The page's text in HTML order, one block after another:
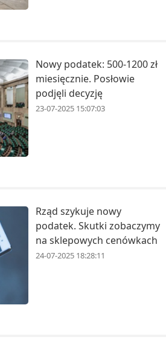
Nowy podatek: 500-1200 zł
miesięcznie. Posłowie
podjęli decyzję
23-07-2025 15:07:03
Rząd szykuje nowy
podatek. Skutki zobaczymy
na sklepowych cenówkach
24-07-2025 18:28:11